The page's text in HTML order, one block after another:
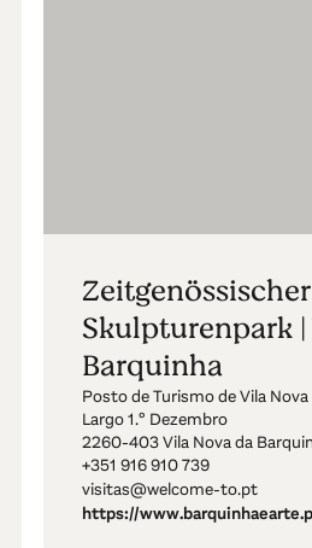
Zeitgenössischer
Skulpturenpark
Barquinha
Posto de Turismo de Vila
Largo 1.º Dezembro
2260-403 Vila Nova da
+351 916 910 739
visitas@welcome-to.pt
https://